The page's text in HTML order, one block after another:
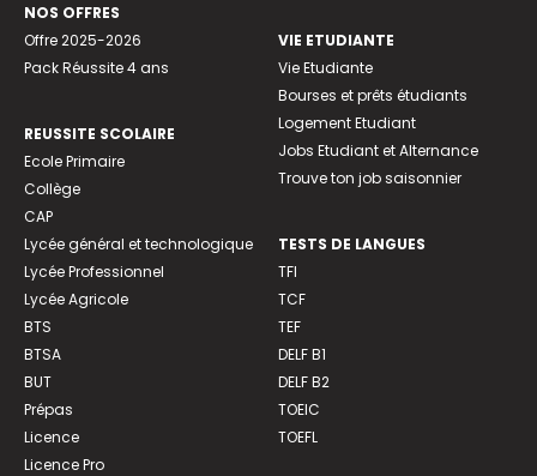
NOS OFFRES
Offre 2025-2026
Pack Réussite 4 ans
REUSSITE SCOLAIRE
Ecole Primaire
Collège
CAP
Lycée général et technologique
Lycée Professionnel
Lycée Agricole
BTS
BTSA
BUT
Prépas
Licence
Licence Pro
VIE ETUDIANTE
Vie Etudiante
Bourses et prêts étudiants
Logement Etudiant
Jobs Etudiant et Alternance
Trouve ton job saisonnier
TESTS DE LANGUES
TFI
TCF
TEF
DELF B1
DELF B2
TOEIC
TOEFL